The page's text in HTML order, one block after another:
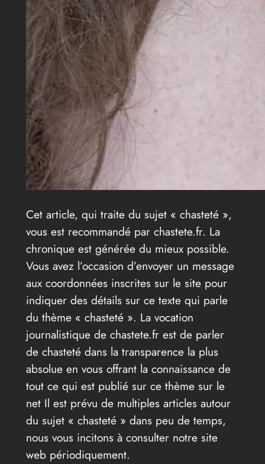
Cet article, qui traite du sujet « chasteté »,
vous est recommandé par chastete.fr. La
chronique est générée du mieux possible.
Vous avez l’occasion d’envoyer un message
aux coordonnées inscrites sur le site pour
indiquer des détails sur ce texte qui parle
du thème « chasteté ». La vocation
journalistique de chastete.fr est de parler
de chasteté dans la transparence la plus
absolue en vous offrant la connaissance de
tout ce qui est publié sur ce thème sur le
net Il est prévu de multiples articles autour
du sujet « chasteté » dans peu de temps,
nous vous incitons à consulter notre site
web périodiquement.